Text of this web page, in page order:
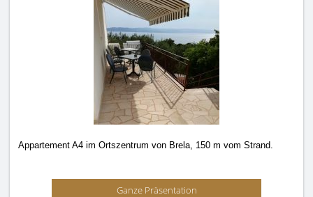
Appartement A4 im Ortszentrum von Brela, 150 m vom Strand.
Ganze Präsentation